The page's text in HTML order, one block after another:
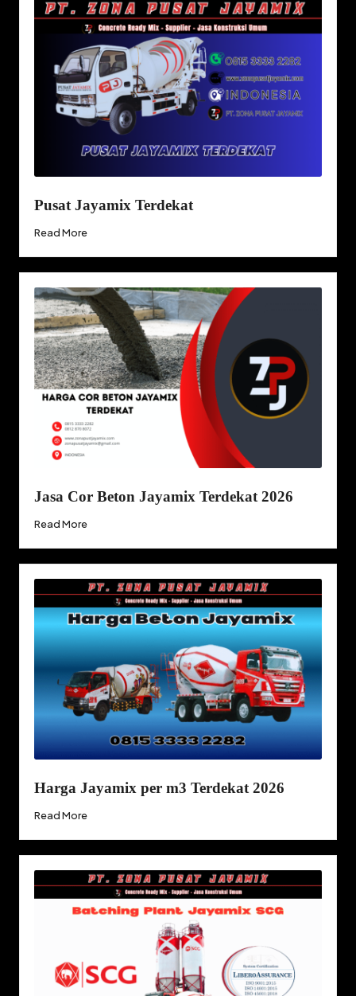
Pusat Jayamix Terdekat
Read More
Jasa Cor Beton Jayamix Terdekat 2026
Read More
Harga Jayamix per m3 Terdekat 2026
Read More